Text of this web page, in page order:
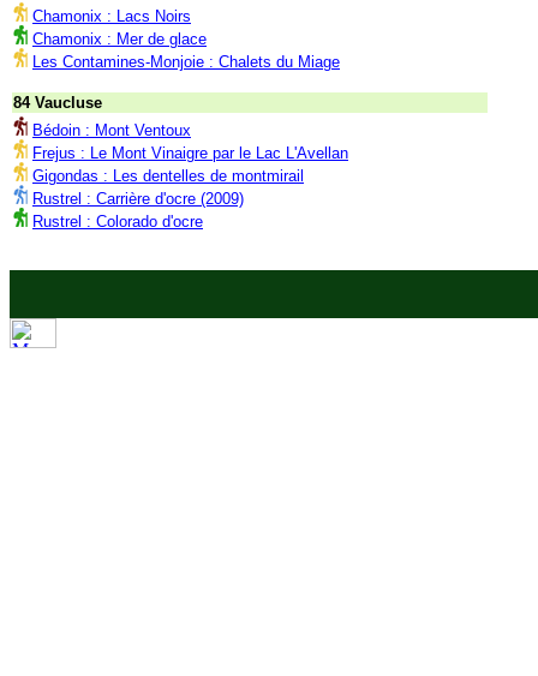
Chamonix : Lacs Noirs
Chamonix : Mer de glace
Les Contamines-Monjoie : Chalets du Miage
84 Vaucluse
Bédoin : Mont Ventoux
Frejus : Le Mont Vinaigre par le Lac L'Avellan
Gigondas : Les dentelles de montmirail
Rustrel : Carrière d'ocre (2009)
Rustrel : Colorado d'ocre